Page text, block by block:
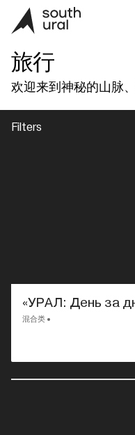
旅行
欢迎来到神秘的山脉
Filters
«УРАЛ: День за
混合类